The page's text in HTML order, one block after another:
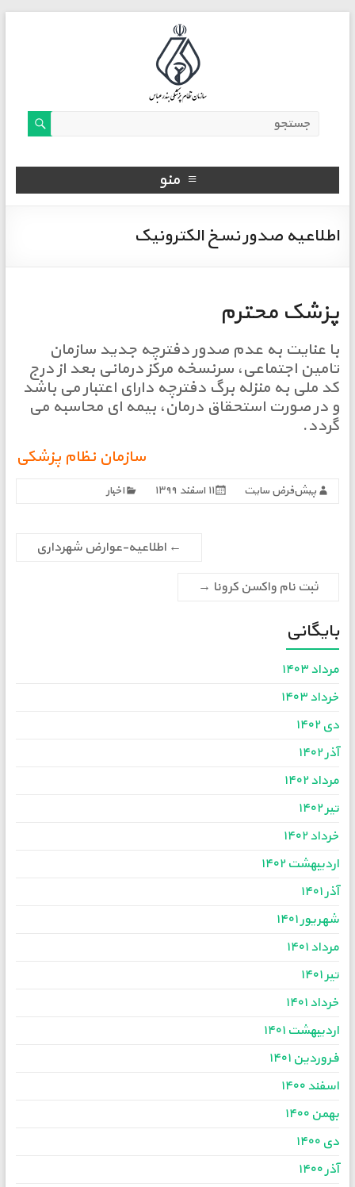
منو
اطلاعیه صدور نسخ الکترونیک
پزشک محترم
با عنایت به عدم صدور دفترچه جدید سازمان
تامین اجتماعی، سرنسخه مرکز درمانی بعد از درج
کد ملی به منزله برگ دفترچه دارای اعتبار می باشد
و در صورت استحقاق درمان، بیمه ای محاسبه می
گردد.
سازمان نظام پزشکی
پیش‌فرض سایت ۱۱ اسفند ۱۳۹۹ اخبار
← اطلاعیه-عوارض شهرداری
ثبت نام واکسن کرونا →
بایگانی
مرداد ۱۴۰۳
خرداد ۱۴۰۳
دی ۱۴۰۲
آذر ۱۴۰۲
مرداد ۱۴۰۲
تیر ۱۴۰۲
خرداد ۱۴۰۲
اردیبهشت ۱۴۰۲
آذر ۱۴۰۱
شهریور ۱۴۰۱
مرداد ۱۴۰۱
تیر ۱۴۰۱
خرداد ۱۴۰۱
اردیبهشت ۱۴۰۱
فروردین ۱۴۰۱
اسفند ۱۴۰۰
بهمن ۱۴۰۰
دی ۱۴۰۰
آذر ۱۴۰۰